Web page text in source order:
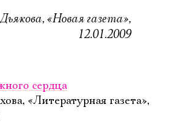
«Новая газета»,
12.01.2009
сердца
«Литературная газета»,